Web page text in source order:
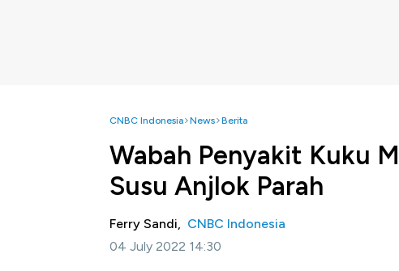
CNBC Indonesia News Berita
Wabah Penyakit Kuku
Susu Anjlok Parah
Ferry Sandi, CNBC Indonesia
04 July 2022 14:30